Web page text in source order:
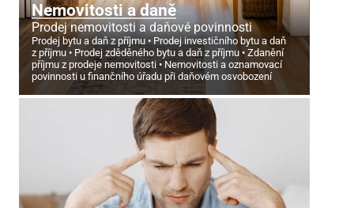
Nemovitosti a daně
Prodej nemovitosti a daňové povinnosti
Prodej bytu a daň z příjmu
Prodej investičního bytu a daň
z příjmu
Prodej zděděného bytu a daň z příjmu
Zdanění
příjmu z prodeje nemovitosti
Nemovitosti a oznamovací
povinnosti u finančního úřadu při daňovém osvobození